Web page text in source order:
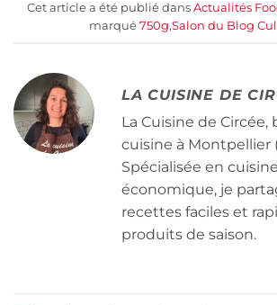
Cet article a été publié dans Actualités
marqué 750g,Salon du Blog
LA CUISINE DE
La Cuisine de Circée,
cuisine à Montpellier
Spécialisée en
économique, je
recettes faciles et
produits de saison.